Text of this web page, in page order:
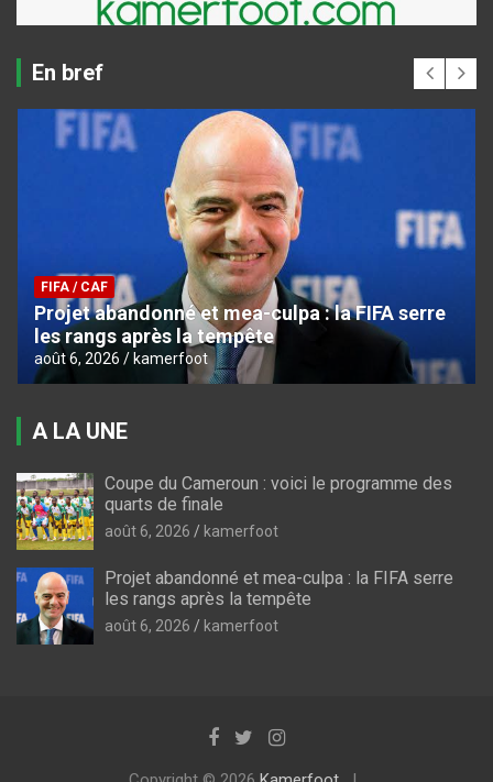
En bref
FIFA / CAF
Projet abandonné et mea-culpa : la FIFA serre
les rangs après la tempête
août 6, 2026 kamerfoot
A LA UNE
Coupe du Cameroun : voici le programme des
quarts de finale
août 6, 2026 kamerfoot
Projet abandonné et mea-culpa : la FIFA serre
les rangs après la tempête
août 6, 2026 kamerfoot